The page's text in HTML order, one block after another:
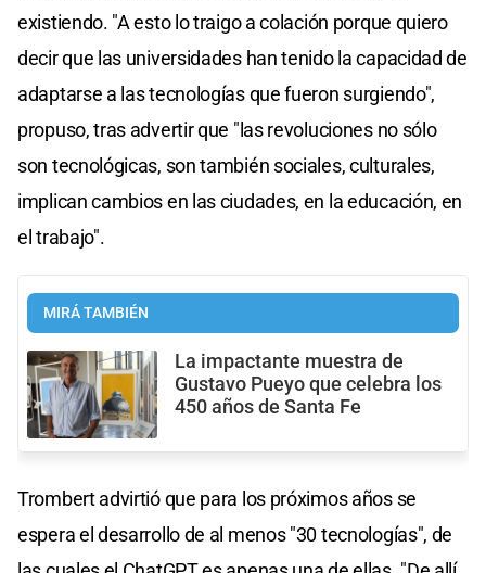
existiendo. "A esto lo traigo a colación porque quiero
decir que las universidades han tenido la capacidad de
adaptarse a las tecnologías que fueron surgiendo",
propuso, tras advertir que "las revoluciones no sólo
son tecnológicas, son también sociales, culturales,
implican cambios en las ciudades, en la educación, en
el trabajo".
MIRÁ TAMBIÉN
La impactante muestra de
Gustavo Pueyo que celebra los
450 años de Santa Fe
Trombert advirtió que para los próximos años se
espera el desarrollo de al menos "30 tecnologías", de